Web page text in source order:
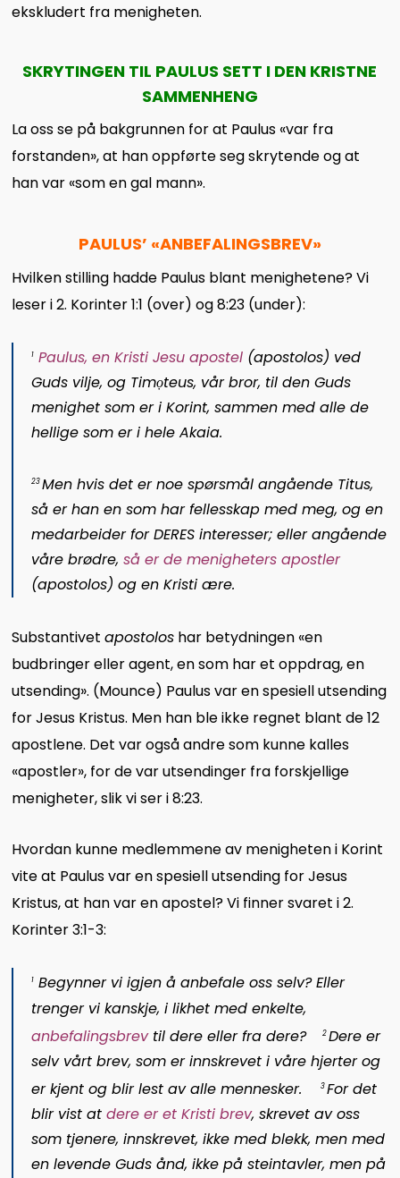
ekskludert fra menigheten.
SKRYTINGEN TIL PAULUS SETT I DEN KRISTNE
SAMMENHENG
La oss se på bakgrunnen for at Paulus «var fra
forstanden», at han oppførte seg skrytende og at
han var «som en gal mann».
PAULUS’ «ANBEFALINGSBREV»
Hvilken stilling hadde Paulus blant menighetene? Vi
leser i 2. Korinter 1:1 (over) og 8:23 (under):
1 Paulus, en Kristi Jesu apostel (apostolos) ved
Guds vilje, og Timọteus, vår bror, til den Guds
menighet som er i Korint, sammen med alle de
hellige som er i hele Akaia.
23 Men hvis det er noe spørsmål angående Titus,
så er han en som har fellesskap med meg, og en
medarbeider for DERES interesser; eller angående
våre brødre, så er de menigheters apostler
(apostolos) og en Kristi ære.
Substantivetapostolos har betydningen «en
budbringer eller agent, en som har et oppdrag, en
utsending». (Mounce) Paulus var en spesiell utsending
for Jesus Kristus. Men han ble ikke regnet blant de 12
apostlene. Det var også andre som kunne kalles
«apostler», for de var utsendinger fra forskjellige
menigheter, slik vi ser i 8:23.
Hvordan kunne medlemmene av menigheten i Korint
vite at Paulus var en spesiell utsending for Jesus
Kristus, at han var en apostel? Vi finner svaret i 2.
Korinter 3:1-3:
1 Begynner vi igjen å anbefale oss selv? Eller
trenger vi kanskje, i likhet med enkelte,
anbefalingsbrevtil dere eller fra dere? 2 Dere er
selv vårt brev, som er innskrevet i våre hjerter og
er kjent og blir lest av alle mennesker.3 For det
blir vist atdere er et Kristi brev, skrevet av oss
som tjenere, innskrevet, ikke med blekk, men med
en levende Guds ånd, ikke på steintavler, men på